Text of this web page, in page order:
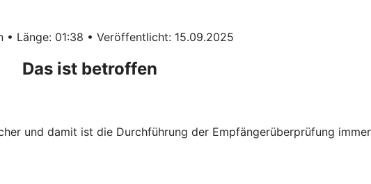
• Länge: 01:38 • Veröffentlicht: 15.09.2025
Das ist betroffen
und damit ist die Durchführung der Empfängerüberprüfung